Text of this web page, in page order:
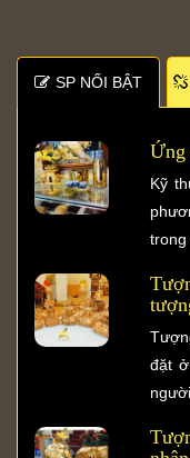
SP NỐI BẬT
Ứng
Kỹ
trong
đặt